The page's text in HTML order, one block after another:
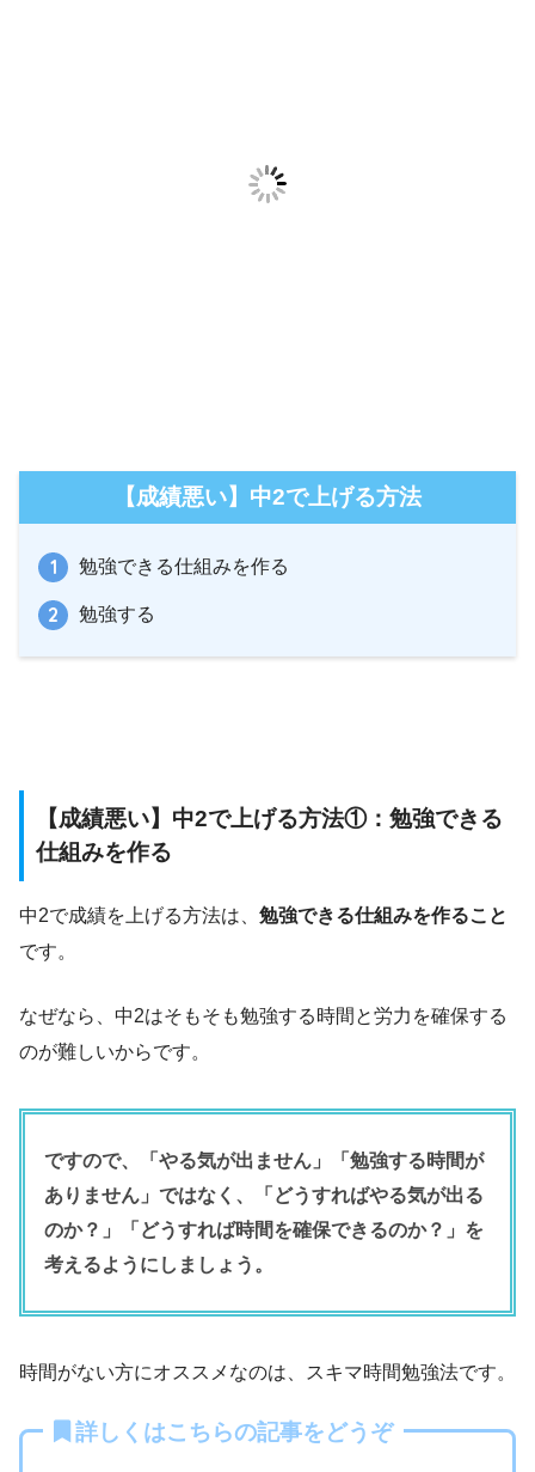
【成績悪い】中2で上げる方法
勉強できる仕組みを作る
勉強する
【成績悪い】中2で上げる方法①：勉強できる
仕組みを作る
中2で成績を上げる方法は、 勉強できる仕組みを作ること
です。
なぜなら、中2はそもそも勉強する時間と労力を確保する
のが難しいからです。
ですので、「やる気が出ません」「勉強する時間が
ありません」ではなく、「どうすればやる気が出る
のか？」「どうすれば時間を確保できるのか？」を
考えるようにしましょう。
時間がない方にオススメなのは、スキマ時間勉強法です。
詳しくはこちらの記事をどうぞ